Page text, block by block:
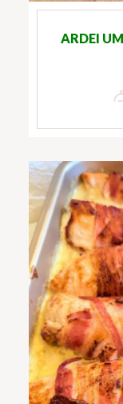
ARDEI